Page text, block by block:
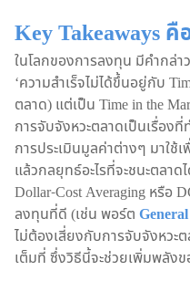
Key Takeaways คื
ในโลกของการลงทุน มีคำกล่า
‘ความสำเร็จไม่ได้ขึ้นอยู่กับ
ตลาด) แต่เป็น Time in the
การจับจังหวะตลาดเป็นเรื่องที่
การประเมินมูลค่าต่างๆ มาใ
แล้วกลยุทธ์อะไรที่จะชนะตลา
Dollar-Cost Averaging หรือ
ลงทุนที่ดี (เช่น พอร์ต
ไม่ต้องเสี่ยงกับการจับจังหวะต
เต็มที่ ซึ่งวิธีนี้จะช่วยเพิ่มพลัง